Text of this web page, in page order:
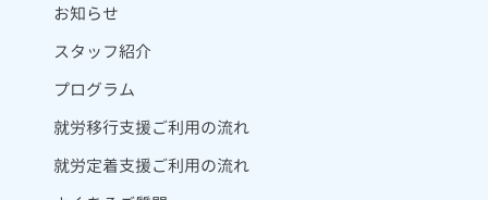
お知らせ
スタッフ紹介
プログラム
就労移行支援ご利用の流れ
就労定着支援ご利用の流れ